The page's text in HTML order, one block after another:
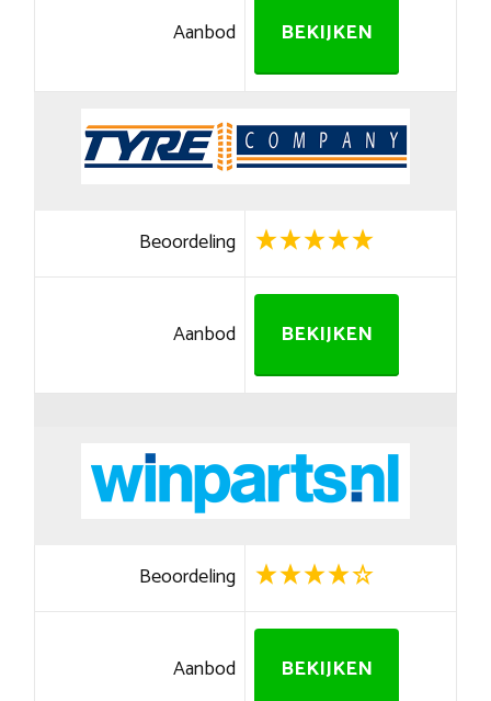
Aanbod BEKIJKEN
Beoordeling
Aanbod BEKIJKEN
Beoordeling
Aanbod BEKIJKEN